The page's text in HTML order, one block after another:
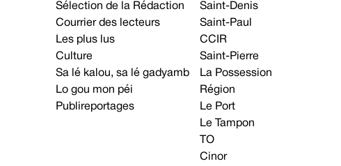
Sélection de la Rédaction
Courrier des lecteurs
Les plus lus
Culture
Sa lé kalou, sa lé gadyamb
Lo gou mon péi
Publireportages
Saint-Denis
Saint-Paul
CCIR
Saint-Pierre
La Possession
Région
Le Port
Le Tampon
TO
Cinor